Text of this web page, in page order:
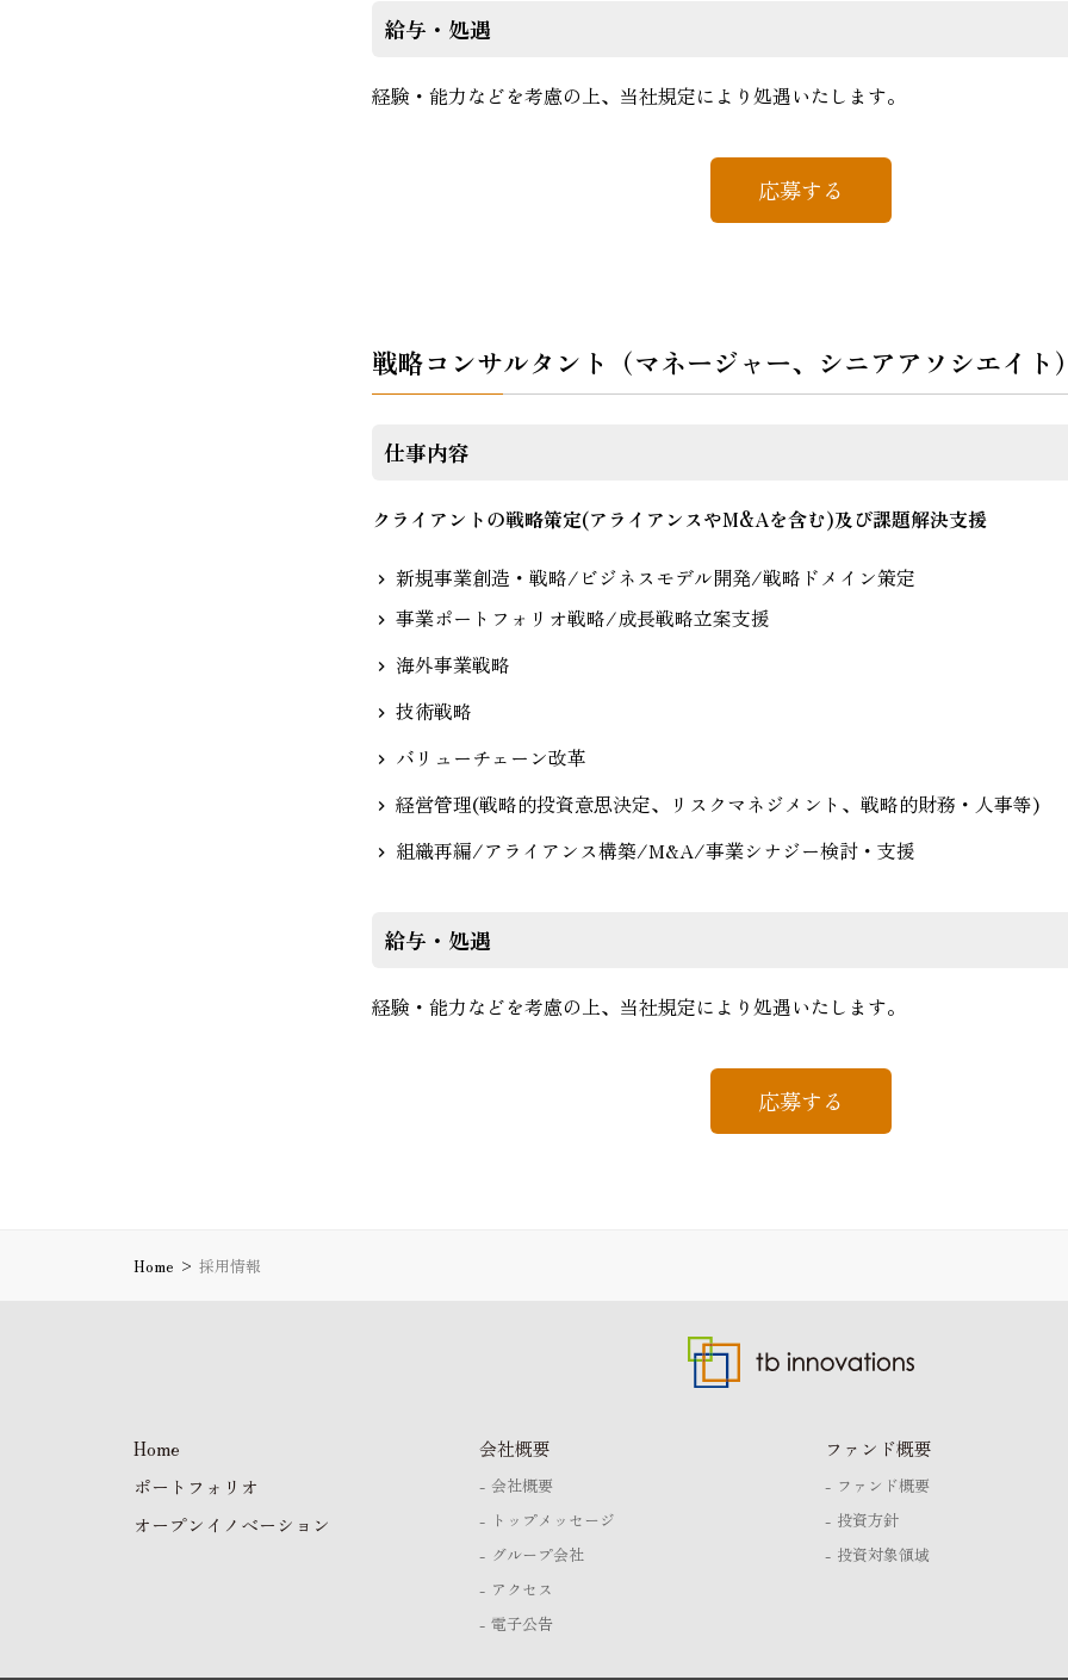
給与・処遇
経験・能力などを考慮の上、当社規定により処遇いたします。
応募する
戦略コンサルタント（マネージャー、シニアアソシエイト
仕事内容
クライアントの戦略策定(アライアンスやM&Aを含む)及び課題解決支援
新規事業創造・戦略/ビジネスモデル開発/戦略ドメイン策定
事業ポートフォリオ戦略/成長戦略立案支援
海外事業戦略
技術戦略
バリューチェーン改革
経営管理(戦略的投資意思決定、リスクマネジメント、戦略的財務・人事等)
組織再編/アライアンス構築/M&A/事業シナジー検討・支援
給与・処遇
経験・能力などを考慮の上、当社規定により処遇いたします。
応募する
Home > 採用情報
Home
ポートフォリオ
オープンイノベーション
会社概要
会社概要
トップメッセージ
グループ会社
アクセス
電子公告
ファンド概要
ファンド概要
投資方針
投資対象領域